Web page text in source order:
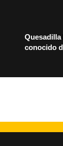
conocido